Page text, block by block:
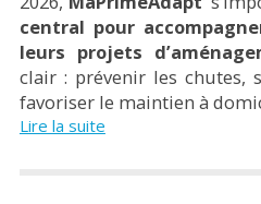
central pour
leurs projets
clair : prévenir les chutes,
favoriser le maintien à
Lire la suite